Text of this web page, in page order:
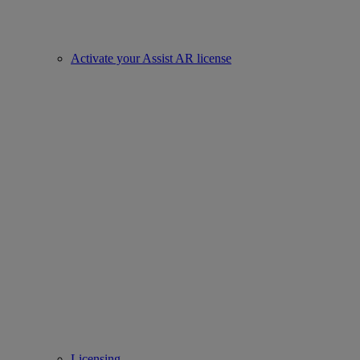
Activate your Assist AR license